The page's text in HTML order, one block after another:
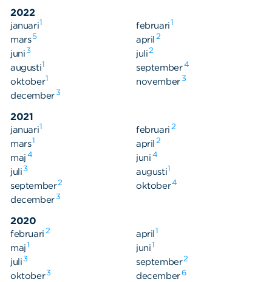
2022
januari1 februari1
mars5 april 2
juni3 juli2
augusti1 september4
oktober1 november3
december3
2021
januari1 februari 2
mars1 april 2
maj 4 juni 4
juli3 augusti1
september2 oktober4
december3
2020
februari 2 april1
maj1 juni1
juli3 september2
oktober3 december6